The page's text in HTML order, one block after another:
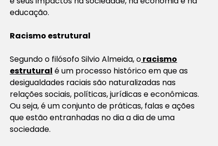
educação.
Racismo estrutural
Segundo o filósofo Silvio Almeida, oracismo
estrutural é um processo histórico em que as
desigualdades raciais são naturalizadas nas
relações sociais, políticas, jurídicas e econômicas.
Ou seja, é um conjunto de práticas, falas e ações
que estão entranhadas no dia a dia de uma
sociedade.